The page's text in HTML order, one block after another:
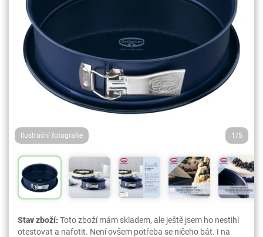
Ilustrační fotografie 1/5
Stav zboží:Toto zboží mám skladem, ale ještě jsem ho nestihl
otestovat a nafotit. Není ovšem potřeba se ničeho bát. I na